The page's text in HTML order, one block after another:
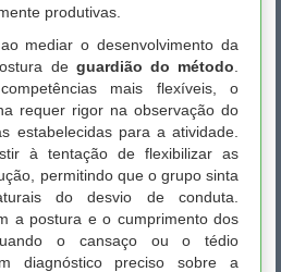
produtivas.
mediar o desenvolvimento da
de guardião do método
mais flexíveis, o
requer rigor na observação do
estabelecidas para a atividade.
à tentação de flexibilizar as
permitindo que o grupo sinta
do desvio de conduta.
a postura e o cumprimento dos
o cansaço ou o tédio
diagnóstico preciso sobre a